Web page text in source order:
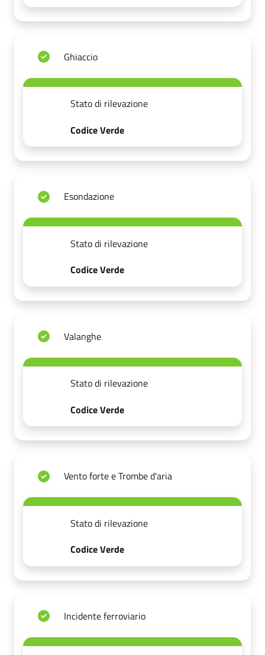
Ghiaccio
Stato di rilevazione
Codice Verde
Esondazione
Stato di rilevazione
Codice Verde
Valanghe
Stato di rilevazione
Codice Verde
Vento forte e Trombe d'aria
Stato di rilevazione
Codice Verde
Incidente ferroviario